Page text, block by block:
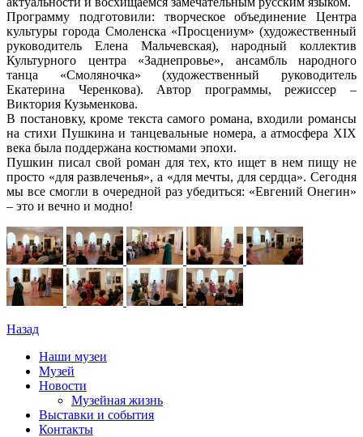
Программу подготовили: творческое объединение Центра
культуры города Смоленска «Просцениум» (художественный
руководитель Елена Мальчевская), народный коллектив
Культурного центра «Заднепровье», ансамбль народного
танца «Смоляночка» (художественный руководитель
Екатерина Черенкова). Автор программы, режиссер –
Виктория Кузьменкова.
В постановку, кроме текста самого романа, входили романсы
на стихи Пушкина и танцевальные номера, а атмосфера XIX
века была поддержана костюмами эпохи.
Пушкин писал свой роман для тех, кто ищет в нем пищу не
просто «для развлеченья», а «для мечты, для сердца». Сегодня
мы все смогли в очередной раз убедиться: «Евгений Онегин»
– это и вечно и модно!
Назад
Наши музеи
Музей
Новости
Музейная жизнь
Выставки и события
Контакты